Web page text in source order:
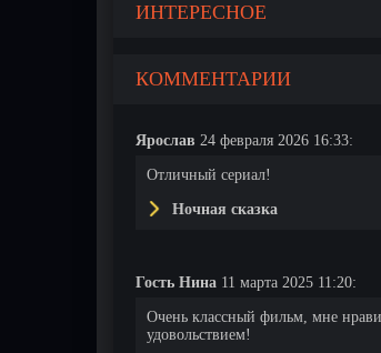
ИНТЕРЕСНОЕ
КОММЕНТАРИИ
Ярослав 24 февраля 2026 16:33:
Отличный сериал!
Ночная сказка
Гость Нина 11 марта 2025 11:20:
Очень классный фильм, мне
удовольствием!